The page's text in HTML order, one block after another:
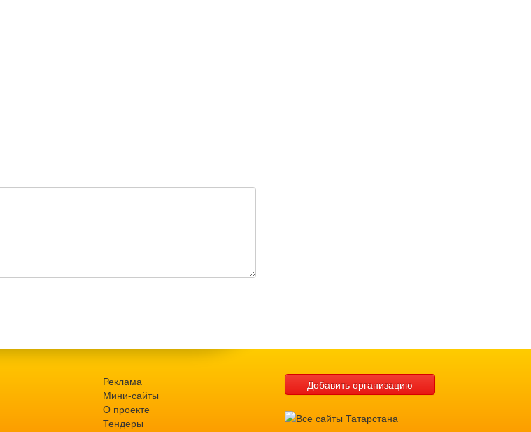
Реклама
Мини-сайты
О проекте
Тендеры
Добавить организацию